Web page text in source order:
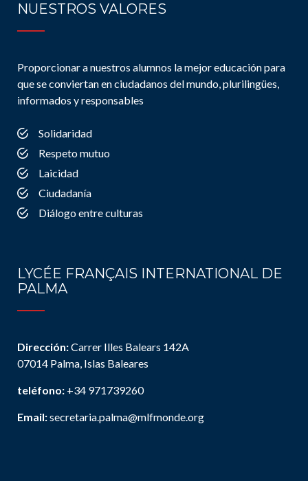
NUESTROS VALORES
Proporcionar a nuestros alumnos la mejor educación para
que se conviertan en ciudadanos del mundo, plurilingües,
informados y responsables
Solidaridad
Respeto mutuo
Laicidad
Ciudadanía
Diálogo entre culturas
LYCÉE FRANÇAIS INTERNATIONAL DE
PALMA
Dirección:Carrer Illes Balears 142A
07014 Palma, Islas Baleares
teléfono: +34 971739260
Email:secretaria.palma@mlfmonde.org